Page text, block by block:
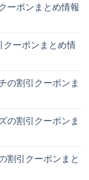
ーポンまとめ情報
クーポンまとめ情
の割引クーポンま
の割引クーポンま
割引クーポンまと